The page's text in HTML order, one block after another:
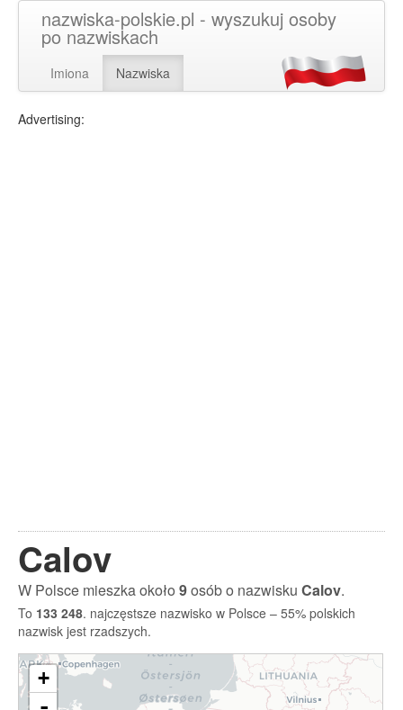
nazwiska-polskie.pl - wyszukuj osoby
po nazwiskach
Imiona Nazwiska
Advertising:
Calov
W Polsce mieszka około9osób o nazwisku Calov.
To 133 248. najczęstsze nazwisko w Polsce – 55% polskich
nazwisk jest rzadszych.
+